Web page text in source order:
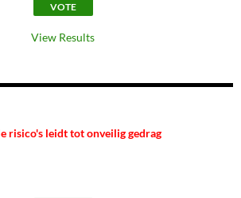
View Results
risico's leidt tot onveilig gedrag